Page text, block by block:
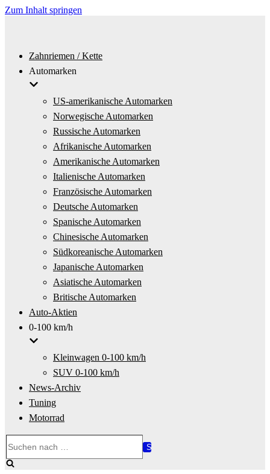
Zum Inhalt springen
Zahnriemen / Kette
Automarken
US-amerikanische Automarken
Norwegische Automarken
Russische Automarken
Afrikanische Automarken
Amerikanische Automarken
Italienische Automarken
Französische Automarken
Deutsche Automarken
Spanische Automarken
Chinesische Automarken
Südkoreanische Automarken
Japanische Automarken
Asiatische Automarken
Britische Automarken
Auto-Aktien
0-100 km/h
Kleinwagen 0-100 km/h
SUV 0-100 km/h
News-Archiv
Tuning
Motorrad
nach …